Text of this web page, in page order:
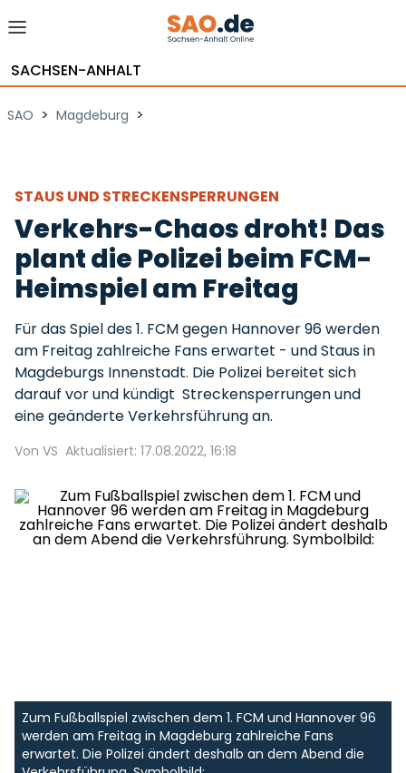
SACHSEN-ANHALT
SAO > Magdeburg >
STAUS UND STRECKENSPERRUNGEN
Verkehrs-Chaos droht! Das
plant die Polizei beim FCM-
Heimspiel am Freitag
Für das Spiel des 1. FCM gegen Hannover 96 werden
am Freitag zahlreiche Fans erwartet - und Staus in
Magdeburgs Innenstadt. Die Polizei bereitet sich
darauf vor und kündigt Streckensperrungen und
eine geänderte Verkehrsführung an.
Von VS Aktualisiert: 17.08.2022, 16:18
Zum Fußballspiel zwischen dem 1. FCM und Hannover 96
werden am Freitag in Magdeburg zahlreiche Fans
erwartet. Die Polizei ändert deshalb an dem Abend die